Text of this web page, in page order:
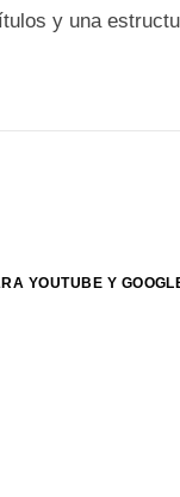
y una
YOUTUBE Y